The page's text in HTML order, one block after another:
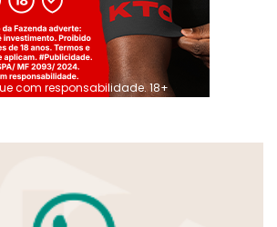
com responsabilidade. 18+